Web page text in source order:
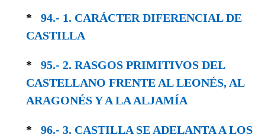
* 94.- 1. CARÁCTER DIFERENCIAL DE
CASTILLA
* 95.- 2. RASGOS PRIMITIVOS DEL
CASTELLANO FRENTE AL LEONÉS, AL
ARAGONÉS Y A LA ALJAMÍA
* 96.- 3. CASTILLA SE ADELANTA A LOS